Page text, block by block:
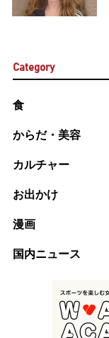
Category
食
からだ・美容
カルチャー
お出かけ
漫画
国内ニュース